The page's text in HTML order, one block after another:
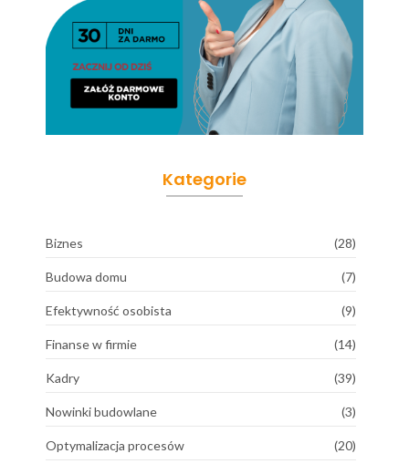
Kategorie
Biznes (28)
Budowa domu (7)
Efektywność osobista (9)
Finanse w firmie (14)
Kadry (39)
Nowinki budowlane (3)
Optymalizacja procesów (20)